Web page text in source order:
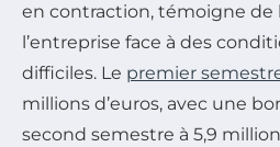
en contraction, témoigne de
l’entreprise face à des
difficiles. Le premier
millions d’euros, avec une
second semestre à 5,9